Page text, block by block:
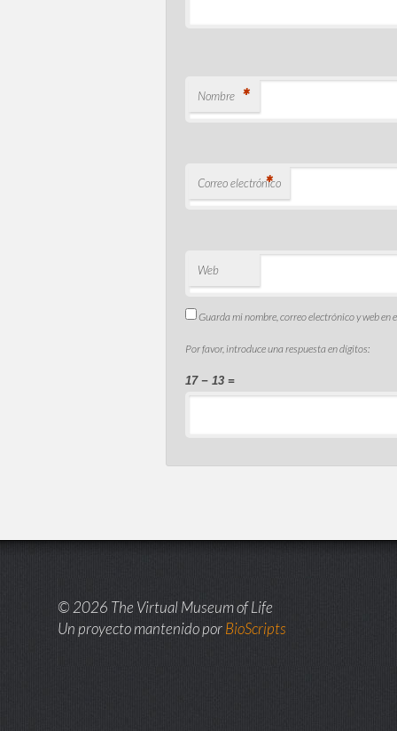
Nombre *
Correo electrónico
*
Web
Guarda mi nombre, correo electrónico y web en
Por favor, introduce una respuesta en dígitos:
17 − 13 =
© 2026 The Virtual Museum of Life
Un proyecto mantenido porBioScripts